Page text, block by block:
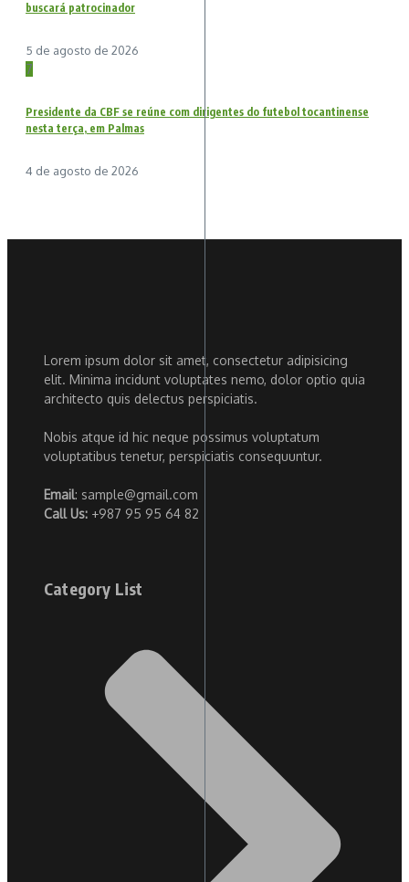
buscará patrocinador
5 de agosto de 2026
7
Presidente da CBF se reúne com dirigentes do futebol tocantinense
nesta terça, em Palmas
4 de agosto de 2026
Lorem ipsum dolor sit amet, consectetur adipisicing
elit. Minima incidunt voluptates nemo, dolor optio quia
architecto quis delectus perspiciatis.
Nobis atque id hic neque possimus voluptatum
voluptatibus tenetur, perspiciatis consequuntur.
Email: sample@gmail.com
Call Us: +987 95 95 64 82
Category List